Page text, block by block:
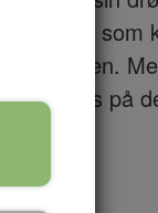
på flugt, som
om jorden.
prins på